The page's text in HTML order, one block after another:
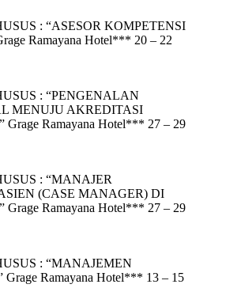
: “ASESOR KOMPETENSI
Ramayana Hotel*** 20 – 22
: “PENGENALAN
MENUJU AKREDITASI
Ramayana Hotel*** 27 – 29
: “MANAJER
(CASE MANAGER) DI
Ramayana Hotel*** 27 – 29
: “MANAJEMEN
Ramayana Hotel*** 13 – 15